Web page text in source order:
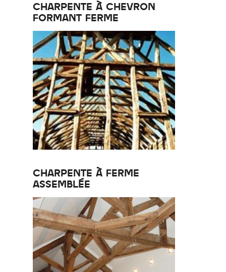
CHARPENTE À CHEVRON
FORMANT FERME
CHARPENTE À FERME
ASSEMBLÉE